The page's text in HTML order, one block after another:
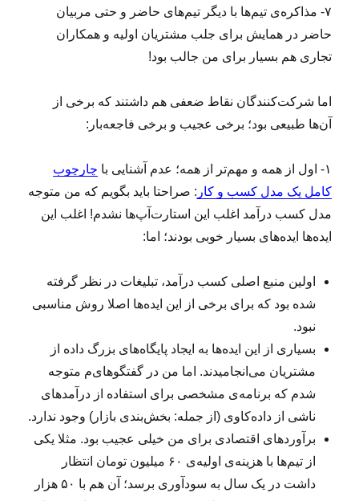
۷- مذاکره‌ی تیم‌ها با دیگر تیم‌های حاضر و حتی مربیان
حاضر در همایش برای جلب مشتریان اولیه و همکاران
تجاری هم بسیار برای من جالب بود!
اما شرکت‌کنندگان نقاط ضعفی هم داشتند که برخی از
آن‌ها طبیعی بود؛ برخی عجیب و برخی فاجعه‌بار:
۱- اول از همه و مهم‌تر از همه؛ عدم آشنایی با
چارچوب
کامل یک مدل کسب و کار : صراحتا باید بگویم که من متوجه
مدل کسب درآمد اغلب این استارت‌آپ‌ها نشدم! اغلب این
ایده‌‌ها ایده‌های بسیار خوبی بودند؛ اما:
اولین منبع اصلی کسب درآمد، تبلیغات در نظر گرفته
شده بود که برای برخی از این ایده‌ها اصلا روش مناسبی
نبود.
بسیاری از این ایده‌ها به ایجاد پایگاه‌های بزرگ داده از
مشتریان می‌انجامیدند. اما من در گفتگوهای‌م متوجه
شدم که برنامه‌‌ی مشخصی برای استفاده از درآمدهای
ناشی از داده‌کاوی (از جمله: بخش‌بندی بازار) وجود ندارد.
برآوردهای اقتصادی برای من خیلی عجیب بود. مثلا یکی
از تیم‌ها با هزینه‌ی اولیه‌ی ۶۰ میلیون تومان انتظار
داشت در یک سال به‌ سودآوری برسد؛ آن هم با ۵۰ هزار